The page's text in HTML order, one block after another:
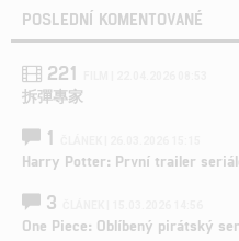
POSLEDNÍ KOMENTOVANÉ
221
拆彈專家
1
Harry Potter: První trailer
3
One Piece: Oblíbený pirátský